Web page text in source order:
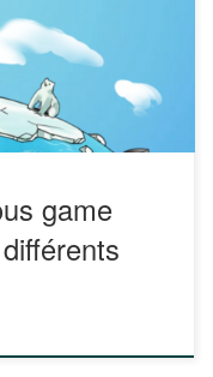
aux médias et à
game